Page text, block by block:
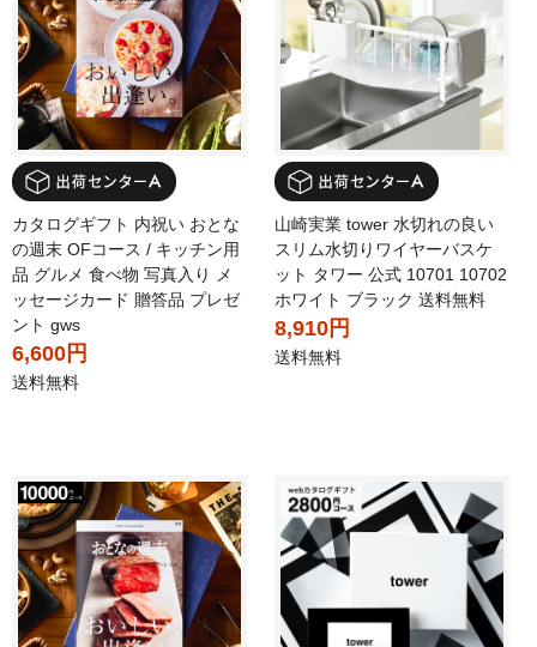
カタログギフト 内祝い おとな
の週末 OFコース / キッチン用
品 グルメ 食べ物 写真入り メ
ッセージカード 贈答品 プレゼ
ント gws
6,600円
送料無料
山崎実業 tower 水切れの良い
スリム水切りワイヤーバスケ
ット タワー 公式 10701 10702
ホワイト ブラック 送料無料
8,910円
送料無料